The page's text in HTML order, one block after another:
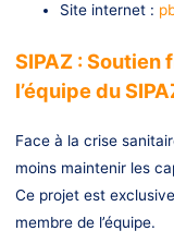
Site internet :
SIPAZ : Soutien
l’équipe du
Face à la crise
moins maintenir les
Ce projet est
membre de l’équipe.